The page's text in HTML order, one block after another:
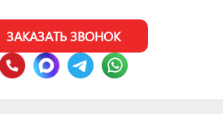
ЗАКАЗАТЬ ЗВОНОК